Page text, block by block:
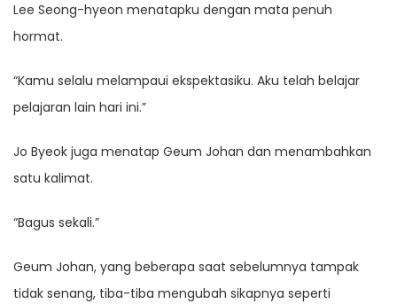
Lee Seong-hyeon menatapku dengan mata penuh
hormat.
“Kamu selalu melampaui ekspektasiku. Aku telah belajar
pelajaran lain hari ini.”
Jo Byeok juga menatap Geum Johan dan menambahkan
satu kalimat.
“Bagus sekali.”
Geum Johan, yang beberapa saat sebelumnya tampak
tidak senang, tiba-tiba mengubah sikapnya seperti